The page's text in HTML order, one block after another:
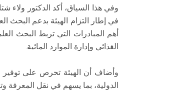
وفي هذا السياق، أكد الدكتور ولاء شتا
في إطار التزام الهيئة بدعم البحث
أهم المبادرات التي تربط البحث
الغذائي وإدارة الموارد المائية.
وأضاف أن الهيئة تحرص على توفير
الدولية، بما يسهم في نقل المعرفة